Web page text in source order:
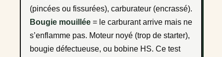
(pincées ou fissurées), carburateur (encrassé).
Bougie mouillée = le carburant arrive mais ne
s’enflamme pas. Moteur noyé (trop de starter),
bougie défectueuse, ou bobine HS. Ce test